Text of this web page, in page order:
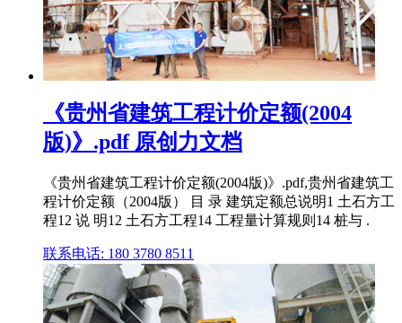
《贵州省建筑工程计价定额(2004
版)》.pdf 原创力文档
《贵州省建筑工程计价定额(2004版)》.pdf,贵州省建筑工
程计价定额（2004版） 目 录 建筑定额总说明1 土石方工
程12 说 明12 土石方工程14 工程量计算规则14 桩与 .
联系电话: 180 3780 8511